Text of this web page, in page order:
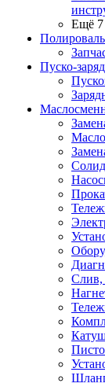
Ещё 7
Пуско-
Слив,